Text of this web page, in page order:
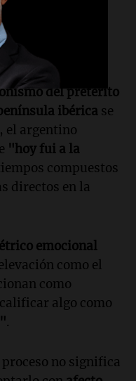
en la
del pretérito
ibérica se
, el argentino
"hoy fui a la
compuestos
directos en la
emocional
como el
como
algo como
.
no significa